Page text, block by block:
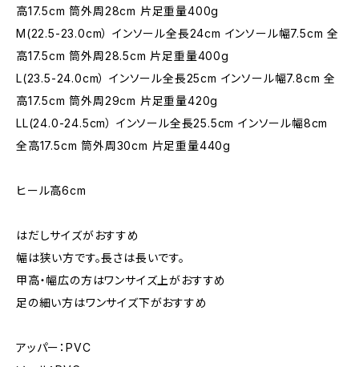
高17.5cm 筒外周28cm 片足重量400g
M(22.5-23.0cm） インソール全長24cm インソール幅7.5cm 全
高17.5cm 筒外周28.5cm 片足重量400g
L(23.5-24.0cm） インソール全長25cm インソール幅7.8cm 全
高17.5cm 筒外周29cm 片足重量420g
LL(24.0-24.5cm） インソール全長25.5cm インソール幅8cm
全高17.5cm 筒外周30cm 片足重量440g
ヒール高6cm
はだしサイズがおすすめ
幅は狭い方です。長さは長いです。
甲高・幅広の方はワンサイズ上がおすすめ
足の細い方はワンサイズ下がおすすめ
アッパー：PVC